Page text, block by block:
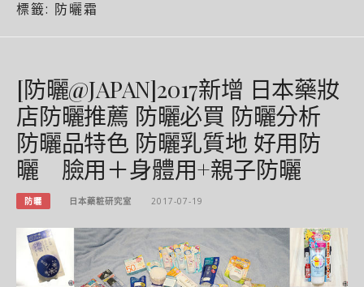
標籤: 防曬霜
[防曬@JAPAN]2017新增 日本藥妝
店防曬推薦 防曬必買 防曬分析
防曬品特色 防曬乳質地 好用防
曬 臉用＋身體用+親子防曬
防曬 日本藥粧研究室 2017-07-19